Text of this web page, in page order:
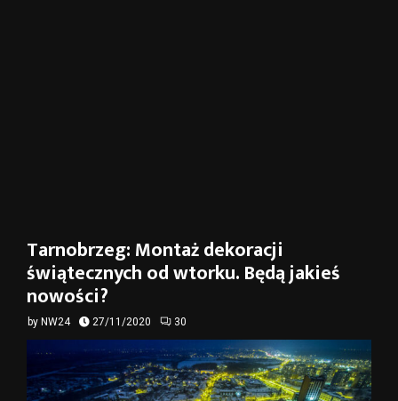
Tarnobrzeg: Montaż dekoracji
świątecznych od wtorku. Będą jakieś
nowości?
by NW24 27/11/2020 30